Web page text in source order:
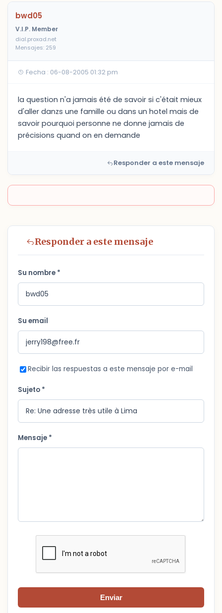
bwd05
V.I.P. Member
dial.proxad.net
Mensajes: 259
Fecha : 06-08-2005 01:32 pm
la question n'a jamais été de savoir si c'était mieux
d'aller danzs une famille ou dans un hotel mais de
savoir pourquoi personne ne donne jamais de
précisions quand on en demande
Responder a este mensaje
Responder a este mensaje
Su nombre *
Su email
Recibir las respuestas a este mensaje por e-mail
Sujeto *
Mensaje *
Enviar